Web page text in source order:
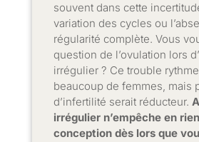
souvent dans cette
variation des cycles ou
régularité complète. Vous
question de l’ovulation lors
irrégulier ? Ce trouble
beaucoup de femmes, mais
d’infertilité serait réducteur.
irrégulier n’empêche en
conception dès lors que